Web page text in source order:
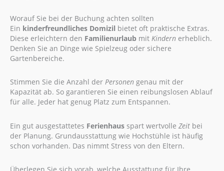
Worauf Sie bei der Buchung achten sollten
Ein kinderfreundliches Domizil bietet oft praktische Extras.
Diese erleichtern den Familienurlaub mit Kindern erheblich.
Denken Sie an Dinge wie Spielzeug oder sichere
Gartenbereiche.
Stimmen Sie die Anzahl der Personen genau mit der
Kapazität ab. So garantieren Sie einen reibungslosen Ablauf
für alle. Jeder hat genug Platz zum Entspannen.
Ein gut ausgestattetes Ferienhaus spart wertvolle Zeit bei
der Planung. Grundausstattung wie Hochstühle ist häufig
schon vorhanden. Das nimmt Stress von den Eltern.